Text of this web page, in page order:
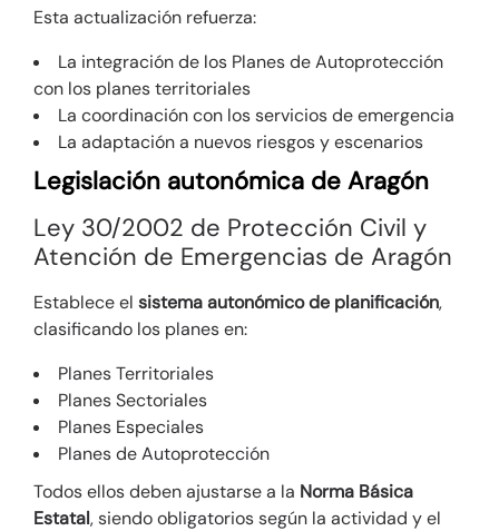
Esta actualización refuerza:
La integración de los Planes de Autoprotección
con los planes territoriales
La coordinación con los servicios de emergencia
La adaptación a nuevos riesgos y escenarios
Legislación autonómica de Aragón
Ley 30/2002 de Protección Civil y
Atención de Emergencias de Aragón
Establece el sistema autonómico de planificación,
clasificando los planes en:
Planes Territoriales
Planes Sectoriales
Planes Especiales
Planes de Autoprotección
Todos ellos deben ajustarse a la Norma Básica
Estatal, siendo obligatorios según la actividad y el